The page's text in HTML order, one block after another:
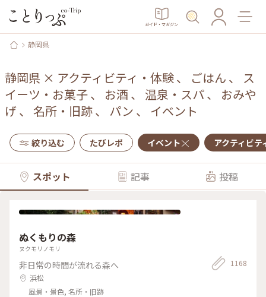
ガイド・マガジン
静岡県
静岡県 × アクティビティ・体験、 ごはん 、 ス
イーツ・お菓子、 お酒 、 温泉・スパ、 おみや
げ 、 名所・旧跡、 パン 、 イベント
絞り込む たびレポ イベント アクティビテ
スポット 記事 投稿
ぬくもりの森
ヌクモリノモリ
非日常の時間が流れる森へ
浜松
風景・景色, 名所・旧跡
1168